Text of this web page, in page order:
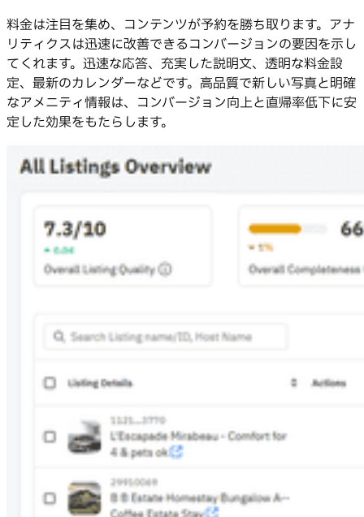
料金は注目を集め、コンテンツが予約を勝ち取ります。アナ
リティクスは迅速に改善できるコンバージョンの要因を示し
てくれます。迅速な応答、充実した説明文、透明な料金設
定、最新のカレンダーなどです。高品質で新しい写真と明確
なアメニティ情報は、コンバージョン向上と直帰率低下に安
定した効果をもたらします。